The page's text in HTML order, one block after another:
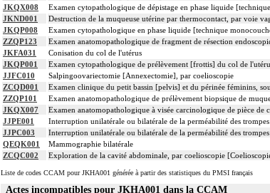
JKQX008
Examen cytopathologique de dépistage en phase liquide
JKND001
Destruction de la muqueuse utérine par thermocontact, par voie
JKQP008
Examen cytopathologique en phase liquide [technique
ZZQP123
Examen anatomopathologique de fragment de résection
JKFA031
Conisation du col de l'utérus
JKQP001
Examen cytopathologique de prélèvement [frottis] du col de
JJFC010
Salpingoovariectomie [Annexectomie], par coelioscopie
ZCQD001
Examen clinique du petit bassin [pelvis] et du périnée féminins,
ZZQP101
Examen anatomopathologique de prélèvement biopsique de
JKQX007
Examen anatomopathologique à visée carcinologique de pièce de
JJPE001
Interruption unilatérale ou bilatérale de la perméabilité des
JJPC003
Interruption unilatérale ou bilatérale de la perméabilité des
QEQK001
Mammographie bilatérale
ZCQC002
Exploration de la cavité abdominale, par coelioscopie
Liste de codes CCAM pour JKHA001 générée à partir des statistiques du PMSI français
Actes incompatibles pour JKHA001 dans la CCAM